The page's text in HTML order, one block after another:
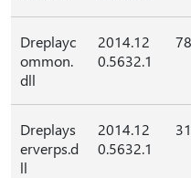
Dreplayc
ommon.
dll
2014.12
0.5632.1
Dreplays
erverps.d
ll
2014.12
0.5632.1